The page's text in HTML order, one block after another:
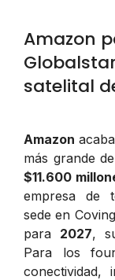
Amazon
satelital
Amazon
más grande
$11.600
empresa de
sede en
para 2027,
Para los
conectividad,